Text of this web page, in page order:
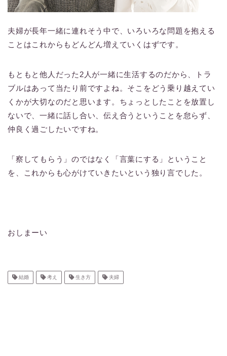
夫婦が長年一緒に連れそう中で、いろいろな問題を抱える
ことはこれからもどんどん増えていくはずです。
もともと他人だった2人が一緒に生活するのだから、トラ
ブルはあって当たり前ですよね。そこをどう乗り越えてい
くかが大切なのだと思います。ちょっとしたことを放置し
ないで、一緒に話し合い、伝え合うということを怠らず、
仲良く過ごしたいですね。
「察してもらう」のではなく「言葉にする」ということ
を、これからも心がけていきたいという独り言でした。
おしまーい
結婚 考え 生き方 夫婦